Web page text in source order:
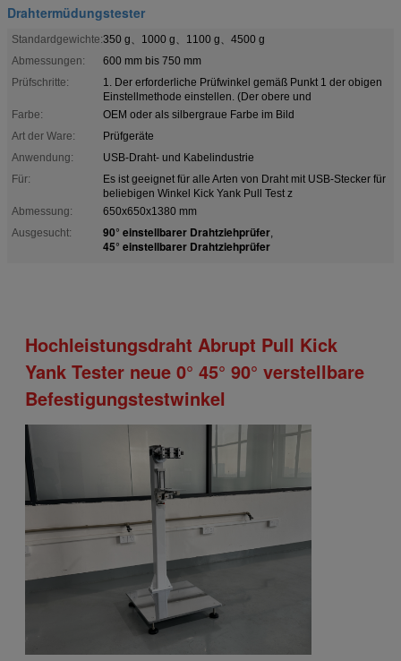
Drahtermüdungstester
Standardgewichte:350 g、1000 g、1100 g、4500 g
Abmessungen:
600 mm bis 750 mm
Prüfschritte:
1. Der erforderliche Prüfwinkel gemäß Punkt 1 der obigen
Einstellmethode einstellen. (Der obere und
Farbe:
OEM oder als silbergraue Farbe im Bild
Art der Ware:
Prüfgeräte
Anwendung:
USB-Draht- und Kabelindustrie
Für:
Es ist geeignet für alle Arten von Draht mit USB-Stecker für
beliebigen Winkel Kick Yank Pull Test z
Abmessung:
650x650x1380 mm
Ausgesucht:
90° einstellbarer Drahtziehprüfer,
45° einstellbarer Drahtziehprüfer
Hochleistungsdraht Abrupt Pull Kick
Yank Tester neue 0° 45° 90° verstellbare
Befestigungstestwinkel